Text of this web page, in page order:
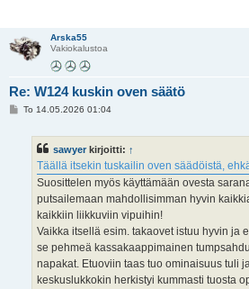
Arska55
Vakiokalustoa
Re: W124 kuskin oven säätö
VTo 14.05.2026 01:04
sawyer kirjoitti: ↑
Täällä itsekin tuskailin oven säädöistä,
Suosittelen myös käyttämään ovesta
putsailemaan mahdollisimman hyvin
kaikkiin liikkuviin vipuihin!
Vaikka itsellä esim. takaovet istuu hyvin ja
se pehmeä kassakaappimainen
napakat. Etuoviin taas tuo ominaisuus tuli
keskuslukkokin herkistyi kummasti tuosta